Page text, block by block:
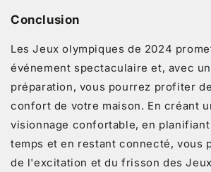
Conclusion
Les Jeux olympiques de 2024
événement spectaculaire et, avec
préparation, vous pourrez profiter
confort de votre maison. En créant
visionnage confortable, en
temps et en restant connecté, vous
de l'excitation et du frisson des